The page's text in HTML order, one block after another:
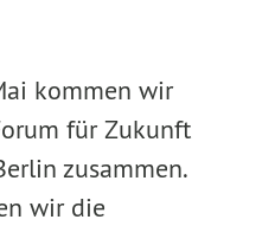
kommen wir
für Zukunft
zusammen.
wir die